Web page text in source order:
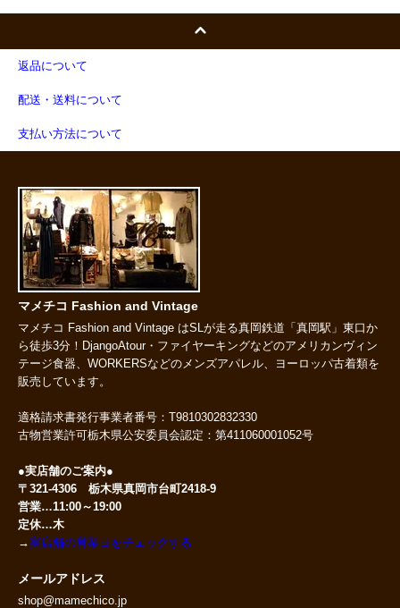
返品について
配送・送料について
支払い方法について
マメチコ Fashion and Vintage
マメチコ Fashion and Vintage はSLが走る真岡鉄道「真岡駅」東口か
ら徒歩3分！DjangoAtour・ファイヤーキングなどのアメリカンヴィン
テージ食器、WORKERSなどのメンズアパレル、ヨーロッパ古着類を
販売しています。
適格請求書発行事業者番号：T9810302832330
古物営業許可栃木県公安委員会認定：第411060001052号
●実店舗のご案内●
〒321-4306 栃木県真岡市台町2418-9
営業…11:00～19:00
定休…木
→実店舗の営業日をチェックする
メールアドレス
shop@mamechico.jp